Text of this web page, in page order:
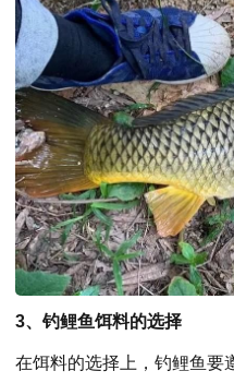
3、钓鲤鱼饵料的选择
在饵料的选择上，钓鲤鱼要